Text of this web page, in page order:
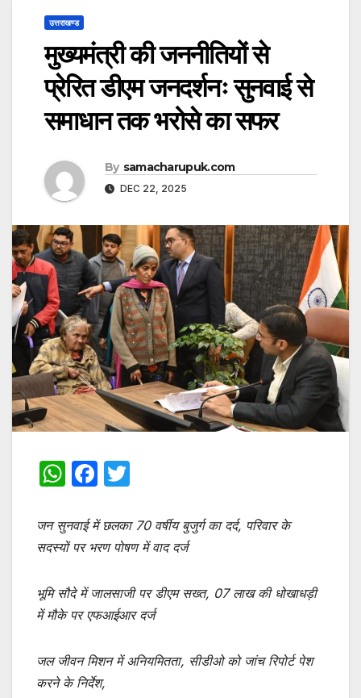
उत्तराखण्ड
मुख्यमंत्री की जननीतियों से
प्रेरित डीएम जनदर्शनः सुनवाई से
समाधान तक भरोसे का सफर
By samacharupuk.com
DEC 22, 2025
W
at
s
p
p
F
c
e
o
o
k
itt
er
जन सुनवाई में छलका 70 वर्षीय बुजुर्ग का दर्द, परिवार के
सदस्यों पर भरण पोषण में वाद दर्ज
भूमि सौदे में जालसाजी पर डीएम सख्त, 07 लाख की धोखाधड़ी
में मौके पर एफआईआर दर्ज
जल जीवन मिशन में अनियमितता, सीडीओ को जांच रिपोर्ट पेश
करने के निर्देश,